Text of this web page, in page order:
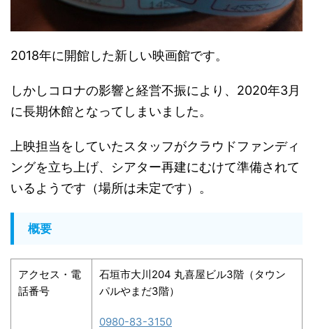
2018年に開館した新しい映画館です。
しかしコロナの影響と経営不振により、 2020年3月
に長期休館となってしまいました。
上映担当をしていたスタッフがクラウドファンディ
ングを立ち上げ、シアター再建にむけて準備されて
いるようです（場所は未定です）。
概要
アクセス・電
話番号
石垣市大川204 丸喜屋ビル3階（タウン
パルやまだ3階）
0980-83-3150